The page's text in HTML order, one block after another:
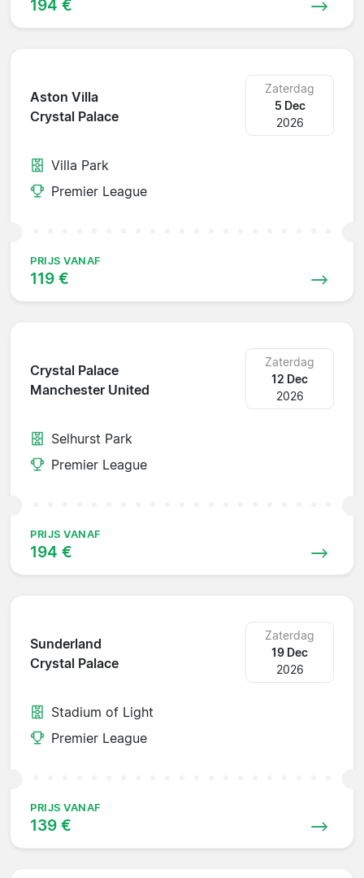
194 €
Aston Villa
Crystal Palace
Zaterdag
5 Dec
2026
Villa Park
Premier League
PRIJS VANAF
119 €
Crystal Palace
Manchester United
Zaterdag
12 Dec
2026
Selhurst Park
Premier League
PRIJS VANAF
194 €
Sunderland
Crystal Palace
Zaterdag
19 Dec
2026
Stadium of Light
Premier League
PRIJS VANAF
139 €